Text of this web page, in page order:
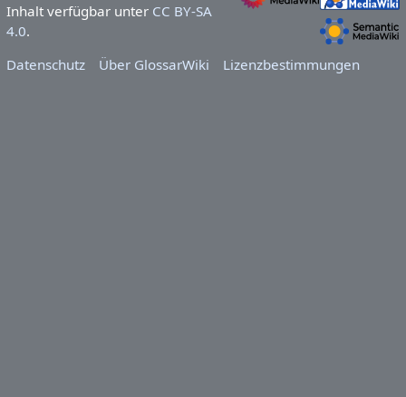
Inhalt verfügbar unter CC BY-SA
4.0.
Datenschutz
Über GlossarWiki Lizenzbestimmungen